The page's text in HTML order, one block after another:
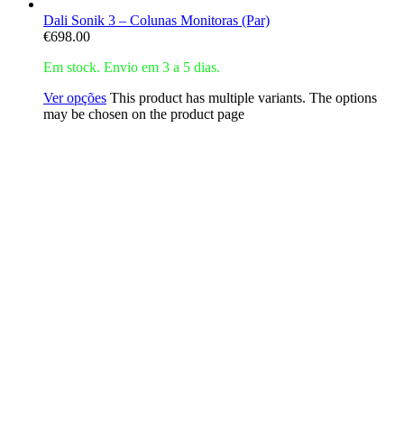
Dali Sonik 3 – Colunas Monitoras (Par)
€698.00
Em stock. Envio em 3 a 5 dias.
Ver opções This product has multiple variants. The options
may be chosen on the product page